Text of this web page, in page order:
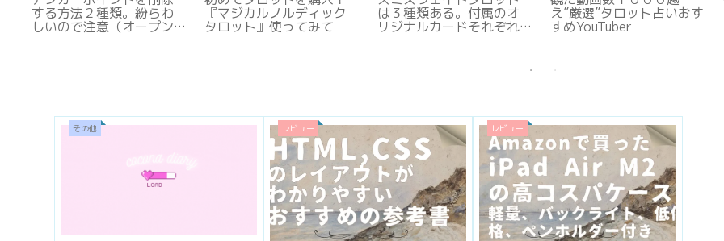
する方法２種類。紛らわ
しいので注意（オープン
『マジカルノルディック
タロット』使ってみて
は３種類ある。付属のオ
リジナルカードそれぞれ
え”厳選”タロット占いおす
すめYouTuber
その他 レビュー レビュー